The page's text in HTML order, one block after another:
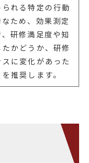
れる特定の行動
ため、効果測定
研修満足度や知
かどうか、研修
に変化があった
推奨します。